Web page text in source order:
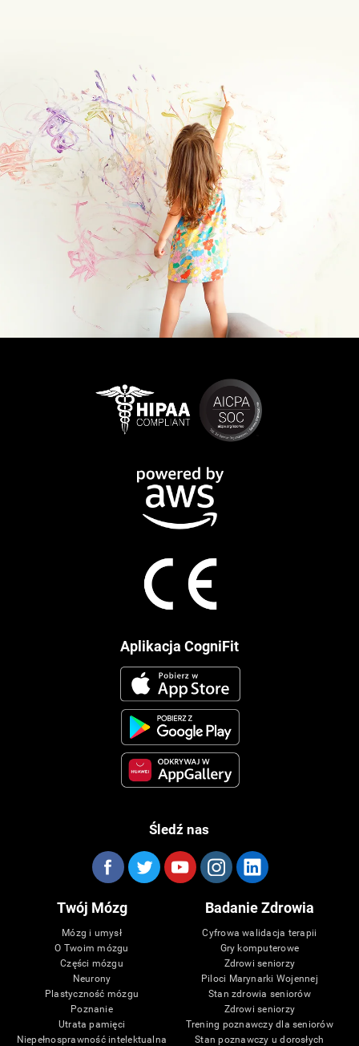
Aplikacja CogniFit
Śledź nas
Twój Mózg
Mózg i umysł
O Twoim mózgu
Części mózgu
Neurony
Plastyczność mózgu
Poznanie
Utrata pamięci
Niepełnosprawność intelektualna
Badanie Zdrowia
Cyfrowa walidacja terapii
Gry komputerowe
Zdrowi seniorzy
Piloci Marynarki Wojennej
Stan zdrowia seniorów
Zdrowi seniorzy
Trening poznawczy dla seniorów
Stan poznawczy u dorosłych